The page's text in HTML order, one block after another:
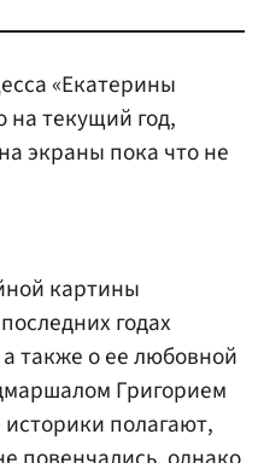
«Екатерины
на текущий год,
экраны пока что не
картины
годах
также о ее любовной
Григорием
полагают,